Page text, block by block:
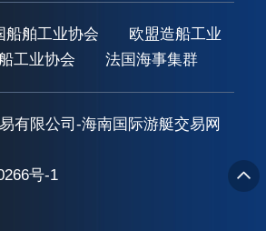
船舶工业协会
欧盟造船工业
工业协会 法国海事集群
有限公司-海南国际游艇交易网
号-1